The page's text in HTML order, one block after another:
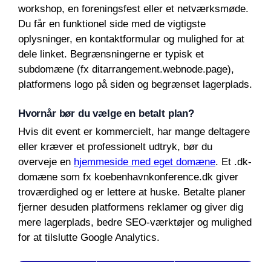
workshop, en foreningsfest eller et netværksmøde.
Du får en funktionel side med de vigtigste
oplysninger, en kontaktformular og mulighed for at
dele linket. Begrænsningerne er typisk et
subdomæne (fx ditarrangement.webnode.page),
platformens logo på siden og begrænset lagerplads.
Hvornår bør du vælge en betalt plan?
Hvis dit event er kommercielt, har mange deltagere
eller kræver et professionelt udtryk, bør du
overveje en hjemmeside med eget domæne. Et .dk-
domæne som fx koebenhavnkonference.dk giver
troværdighed og er lettere at huske. Betalte planer
fjerner desuden platformens reklamer og giver dig
mere lagerplads, bedre SEO-værktøjer og mulighed
for at tilslutte Google Analytics.